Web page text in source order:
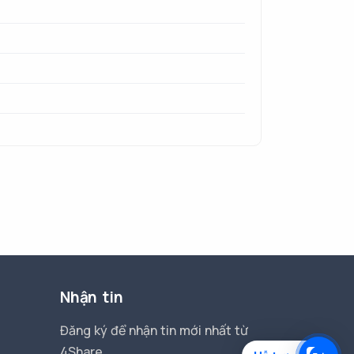
Nhận tin
Đăng ký để nhận tin mới nhất từ